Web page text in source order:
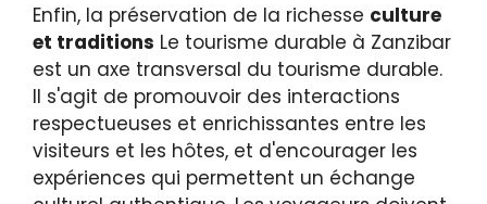
Enfin, la préservation de la richesse culture
et traditions Le tourisme durable à Zanzibar
est un axe transversal du tourisme durable.
Il s'agit de promouvoir des interactions
respectueuses et enrichissantes entre les
visiteurs et les hôtes, et d'encourager les
expériences qui permettent un échange